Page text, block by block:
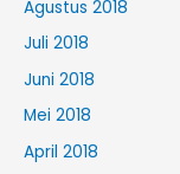
Agustus 2018
Juli 2018
Juni 2018
Mei 2018
April 2018